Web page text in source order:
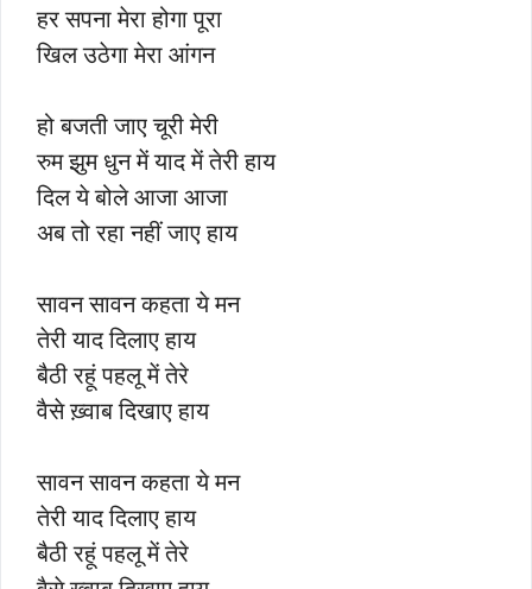
हर सपना मेरा होगा पूरा
खिल उठेगा मेरा आंगन
हो बजती जाए चूरी मेरी
रुम झुम धुन में याद में तेरी हाय
दिल ये बोले आजा आजा
अब तो रहा नहीं जाए हाय
सावन सावन कहता ये मन
तेरी याद दिलाए हाय
बैठी रहूं पहलू में तेरे
वैसे ख़्वाब दिखाए हाय
सावन सावन कहता ये मन
तेरी याद दिलाए हाय
बैठी रहूं पहलू में तेरे